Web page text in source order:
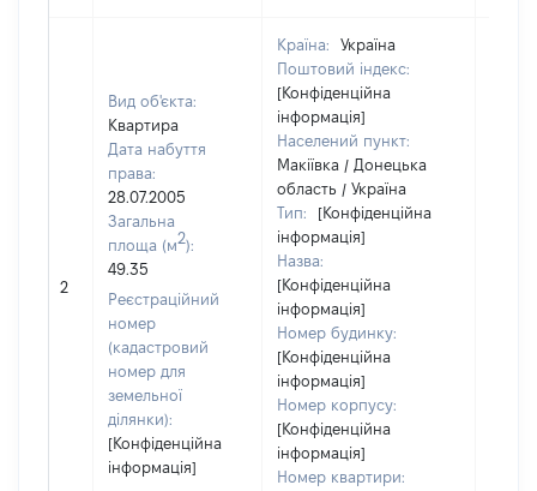
2
Вид об'єкта:
Квартира
Дата набуття
права:
28.07.2005
Загальна
площа (м2):
49.35
Реєстраційний
номер
(кадастровий
номер для
земельної
ділянки):
[Конфіденційна
інформація]
Країна:
Україна
Поштовий індекс:
[Конфіденційна
інформація]
Населений пункт:
Макіївка / Донецька
область / Україна
Тип:
[Конфіденційна
інформація]
Назва:
[Конфіденційна
інформація]
Номер будинку:
[Конфіденційна
інформація]
Номер корпусу:
[Конфіденційна
інформація]
Номер квартири: